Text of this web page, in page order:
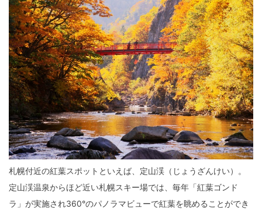
札幌付近の紅葉スポットといえば、定山渓（じょうざんけい）。
定山渓温泉からほど近い札幌スキー場では、毎年「紅葉ゴンド
ラ」が実施され360°のパノラマビューで紅葉を眺めることができ